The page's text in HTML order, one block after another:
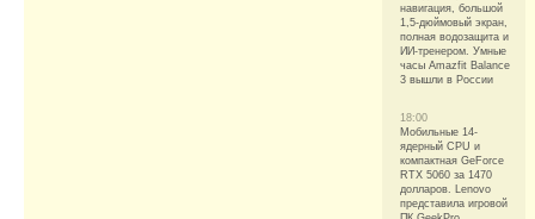
навигация, большой
1,5-дюймовый экран,
полная водозащита и
ИИ-тренером. Умные
часы Amazfit Balance
3 вышли в России
18:00
Мобильные 14-
ядерный CPU и
компактная GeForce
RTX 5060 за 1470
долларов. Lenovo
представила игровой